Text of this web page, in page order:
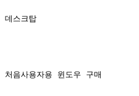
데스크탑
처음사용자용 윈도우 구매